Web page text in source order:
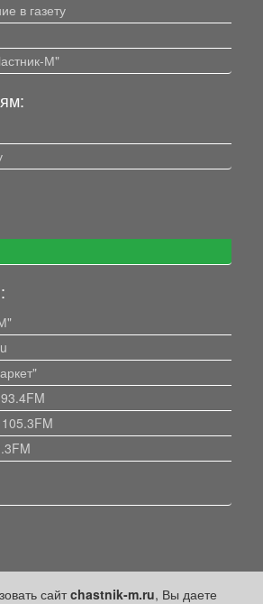
сайтchastnik-m.ru, Вы даете
в газету
М"
«Реклама», «На правах рекламы»,